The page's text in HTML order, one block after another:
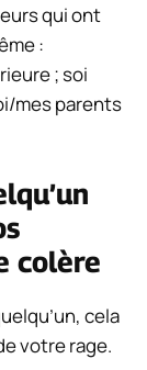
qui ont
:
; soi
mes parents
colère
cela
votre rage.